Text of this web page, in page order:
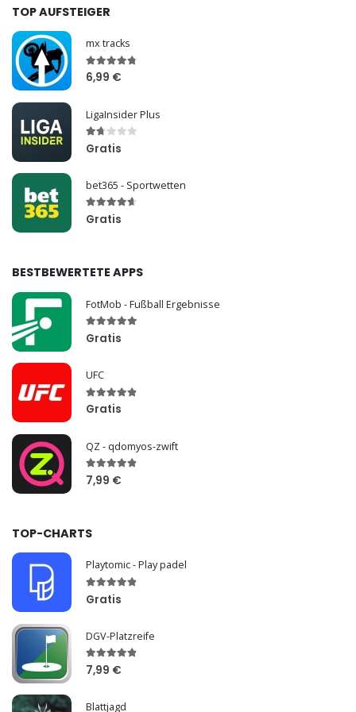
TOP AUFSTEIGER
mx tracks
6,99 €
LigaInsider Plus
Gratis
bet365 - Sportwetten
Gratis
BESTBEWERTETE APPS
FotMob - Fußball Ergebnisse
Gratis
UFC
Gratis
QZ - qdomyos-zwift
7,99 €
TOP-CHARTS
Playtomic - Play padel
Gratis
DGV-Platzreife
7,99 €
Blattjagd